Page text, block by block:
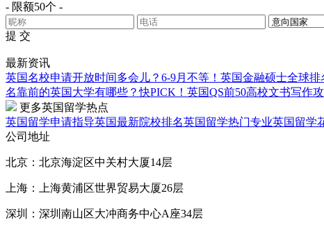
- 限额50个 -
提 交
最新资讯
英国名校申请开放时间多会儿？6-9月不等！ 英国金融硕士全球排
名靠前的英国大学有哪些？快PICK！英国QS前50高校文书写作
更多英国留学热点
英国留学申请指导英国最新院校排名英国留学热门专业英国留学
公司地址
北京：北京海淀区中关村大厦14层
上海：上海黄浦区世界贸易大厦26层
深圳：深圳南山区大冲商务中心A座34层